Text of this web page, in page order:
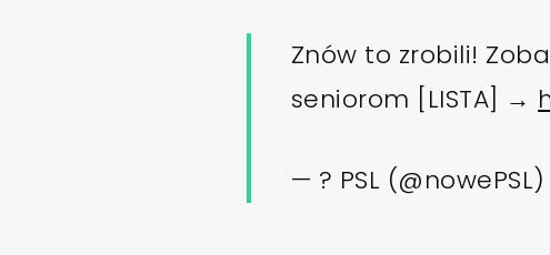
Znów to zrobili!
seniorom [LISTA] →
— ? PSL (@nowePSL)